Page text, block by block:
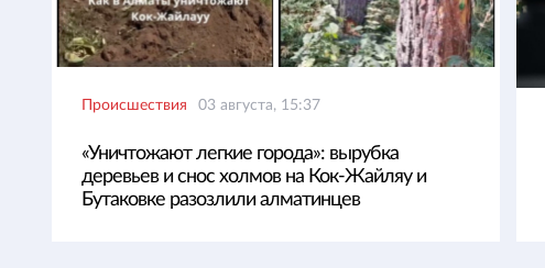
Происшествия 03 августа, 15:37
«Уничтожают легкие города»: вырубка
деревьев и снос холмов на Кок-Жайляу и
Бутаковке разозлили алматинцев